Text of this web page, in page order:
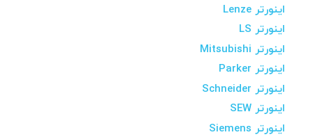
اینورتر Lenze
اینورتر LS
اینورتر Mitsubishi
اینورتر Parker
اینورتر Schneider
اینورتر SEW
اینورتر Siemens